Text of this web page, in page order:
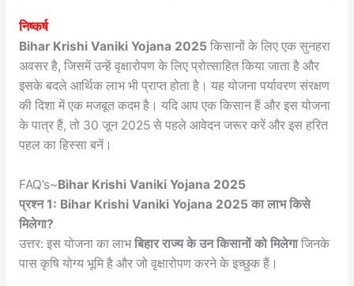
निष्कर्ष
Bihar Krishi Vaniki Yojana 2025 किसानों के लिए एक सुनहरा
अवसर है, जिसमें उन्हें वृक्षारोपण के लिए प्रोत्साहित किया जाता है और
इसके बदले आर्थिक लाभ भी प्राप्त होता है। यह योजना पर्यावरण संरक्षण
की दिशा में एक मजबूत कदम है। यदि आप एक किसान हैं और इस योजना
के पात्र हैं, तो 30 जून 2025 से पहले आवेदन जरूर करें और इस हरित
पहल का हिस्सा बनें।
FAQ’s~Bihar Krishi Vaniki Yojana 2025
प्रश्न 1: Bihar Krishi Vaniki Yojana 2025 का लाभ किसे
मिलेगा?
उत्तर: इस योजना का लाभबिहार राज्य के उन किसानों को मिलेगाजिनके
पास कृषि योग्य भूमि है और जो वृक्षारोपण करने के इच्छुक हैं।